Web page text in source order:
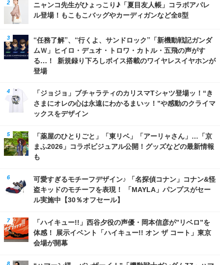
ニャンコ先生がひょっこり♪「夏目友人帳」コラボアパレ
ル登場！もこもこバッグやカーディガンなど全8型
“任務了解”、“行くよ、サンドロック”「新機動戦記ガンダ
ムＷ」ヒイロ・デュオ・トロワ・カトル・五飛の声がす
る…！ 新規録り下ろしボイス搭載のワイヤレスイヤホンが
登場
「ジョジョ」ブチャラティのカリスマTシャツ登場ッ！“き
さまにオレの心は永遠にわかるまいッ！”や感動のクライマ
ックスをデザイン
「薬屋のひとりごと」「東リベ」「アーリャさん」…「京
まふ2026」コラボビジュアル公開！グッズなどの最新情報
も
可愛すぎるモチーフデザイン♪ 「名探偵コナン」コナン&怪
盗キッドのモチーフを表現！ 「MAYLA」パンプスがセー
ル実施中【30％オフセール】
「ハイキュー!!」西谷夕役の声優・岡本信彦が”リベロ”を
体感！ 展示イベント「ハイキュー!! オン ザ コート」東京
会場が開幕